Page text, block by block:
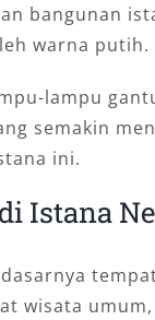
bangunan
warna putih.
lampu
semakin
ini.
Istana
wisata